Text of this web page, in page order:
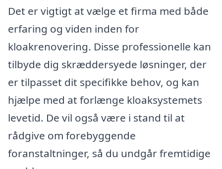
Det er vigtigt at vælge et firma med både
erfaring og viden inden for
kloakrenovering. Disse professionelle kan
tilbyde dig skræddersyede løsninger, der
er tilpasset dit specifikke behov, og kan
hjælpe med at forlænge kloaksystemets
levetid. De vil også være i stand til at
rådgive om forebyggende
foranstaltninger, så du undgår fremtidige